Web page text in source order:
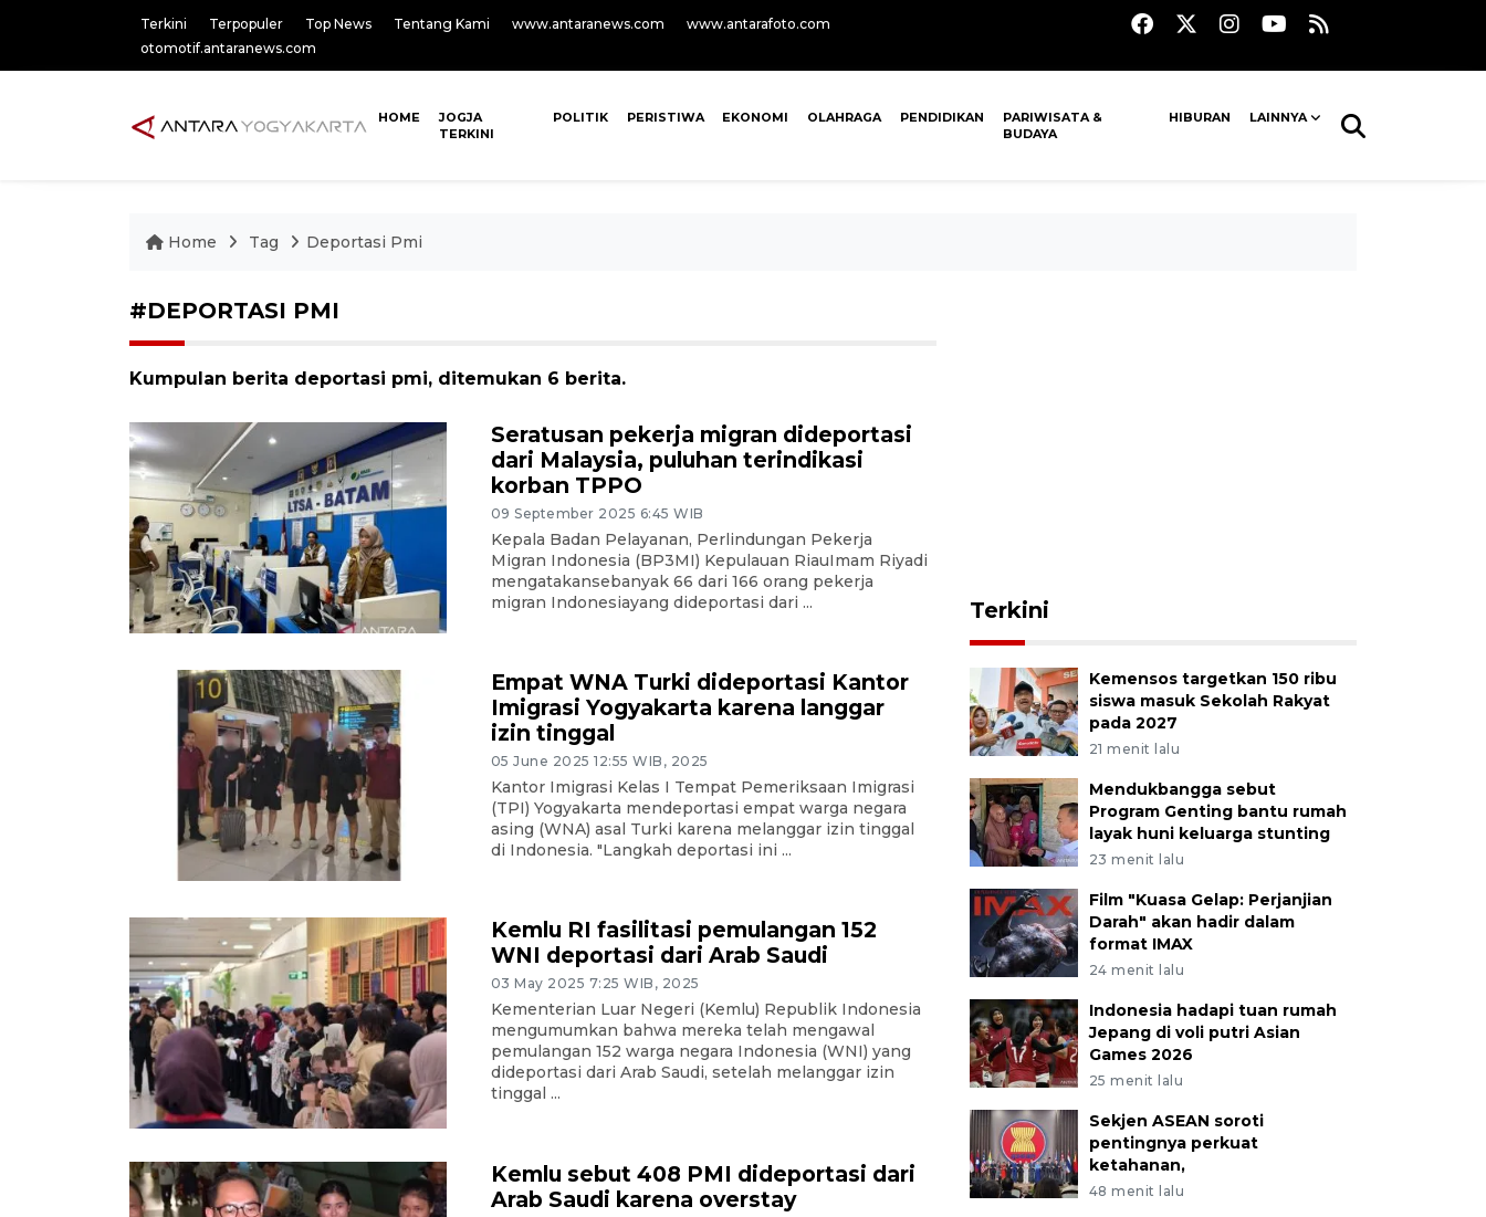
Terkini Terpopuler Top News Tentang Kami www.antaranews.com
www.antarafoto.com
otomotif.antaranews.com
HOME
JOGJA
TERKINI
POLITIK PERISTIWA EKONOMI OLAHRAGA PENDIDIKAN
PARIWISATA &
BUDAYA
HIBURAN LAINNYA
Home Tag Deportasi Pmi
#DEPORTASI PMI
Kumpulan berita deportasi pmi, ditemukan 6 berita.
Seratusan pekerja migran dideportasi
dari Malaysia, puluhan terindikasi
korban TPPO
09 September 2025 6:45 WIB
Kepala Badan Pelayanan, Perlindungan Pekerja
Migran Indonesia (BP3MI) Kepulauan RiauImam Riyadi
mengatakansebanyak 66 dari 166 orang pekerja
migran Indonesiayang dideportasi dari ...
Empat WNA Turki dideportasi Kantor
Imigrasi Yogyakarta karena langgar
izin tinggal
05 June 2025 12:55 WIB, 2025
Kantor Imigrasi Kelas I Tempat Pemeriksaan Imigrasi
(TPI) Yogyakarta mendeportasi empat warga negara
asing (WNA) asal Turki karena melanggar izin tinggal
di Indonesia. "Langkah deportasi ini ...
Kemlu RI fasilitasi pemulangan 152
WNI deportasi dari Arab Saudi
03 May 2025 7:25 WIB, 2025
Kementerian Luar Negeri (Kemlu) Republik Indonesia
mengumumkan bahwa mereka telah mengawal
pemulangan 152 warga negara Indonesia (WNI) yang
dideportasi dari Arab Saudi, setelah melanggar izin
tinggal ...
Kemlu sebut 408 PMI dideportasi dari
Arab Saudi karena overstay
Terkini
Kemensos targetkan 150 ribu
siswa masuk Sekolah Rakyat
pada 2027
21 menit lalu
Mendukbangga sebut
Program Genting bantu rumah
layak huni keluarga stunting
23 menit lalu
Film "Kuasa Gelap: Perjanjian
Darah" akan hadir dalam
format IMAX
24 menit lalu
Indonesia hadapi tuan rumah
Jepang di voli putri Asian
Games 2026
25 menit lalu
Sekjen ASEAN soroti
pentingnya perkuat
ketahanan,
48 menit lalu